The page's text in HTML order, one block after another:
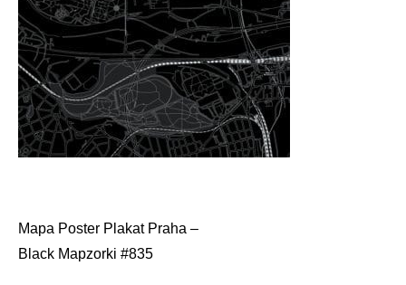
Nawigacja
Mapa Poster Plakat Praha –
Black Mapzorki #835